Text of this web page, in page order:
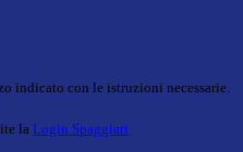
indicato con le istruzioni necessarie.
la Login Spaggiari